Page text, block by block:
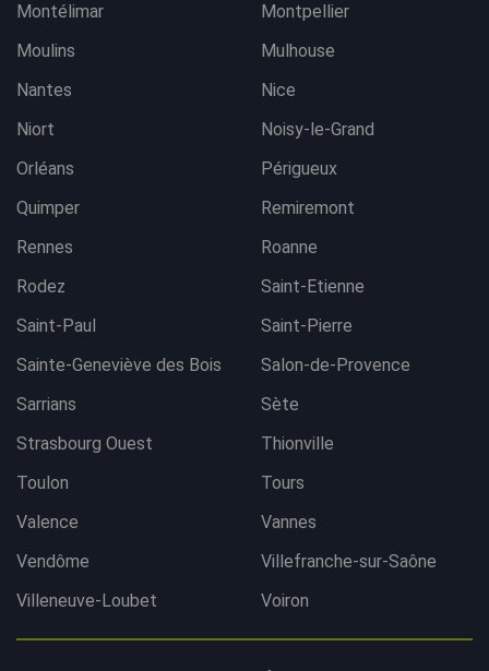
Montélimar
Montpellier
Moulins
Mulhouse
Nantes
Nice
Niort
Noisy-le-Grand
Orléans
Périgueux
Quimper
Remiremont
Rennes
Roanne
Rodez
Saint-Etienne
Saint-Paul
Saint-Pierre
Sainte-Geneviève des Bois
Salon-de-Provence
Sarrians
Sète
Strasbourg Ouest
Thionville
Toulon
Tours
Valence
Vannes
Vendôme
Villefranche-sur-Saône
Villeneuve-Loubet
Voiron